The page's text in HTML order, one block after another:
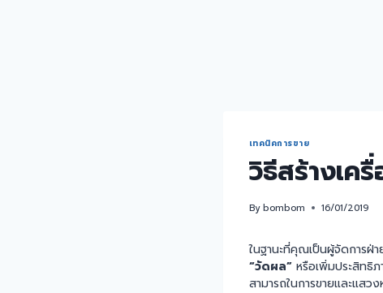
เทคนิคการขาย
วิธีสร้างเค
Bybombom 16/01/2019
ในฐานะที่คุณเป็นผู้จัดการฝ่า
“วัดผล” หรือเพิ่มประสิทธิ
สามารถในการขายและแส